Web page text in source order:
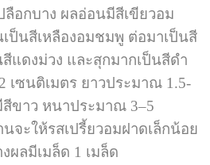
ลือกบาง ผลอ่อนมีสีเขียวอม
เป็นสีเหลืองอมชมพู ต่อมาเป็นสี
แดงม่วง และสุกมากเป็นสีดำ
เซนติเมตร ยาวประมาณ 1.5-
สีขาว หนาประมาณ 3–5
จะให้รสเปรี้ยวอมฝาดเล็กน้อย
ผลมีเมล็ด 1 เมล็ด